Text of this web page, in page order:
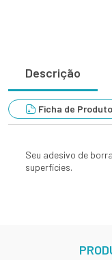
Descrição
Ficha de Produto
Seu adesivo de
superfícies.